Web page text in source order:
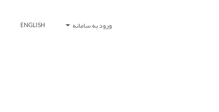
ورود به سامانه ENGLISH